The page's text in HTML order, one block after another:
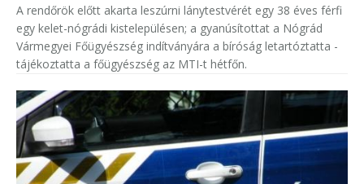
A rendőrök előtt akarta leszúrni lánytestvérét egy 38 éves férfi
egy kelet-nógrádi kistelepülésen; a gyanúsítottat a Nógrád
Vármegyei Főügyészség indítványára a bíróság letartóztatta -
tájékoztatta a főügyészség az MTI-t hétfőn.